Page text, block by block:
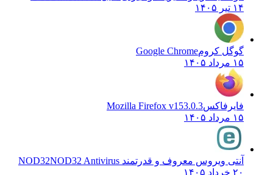
۱۴ تیر ۱۴۰۵
گوگل کرومGoogle Chrome
۱۵ مرداد ۱۴۰۵
فایرفاکسMozilla Firefox v153.0.3
۱۵ مرداد ۱۴۰۵
آنتی ویروس معروف و قدرتمند NOD32 NOD32 Antivirus
۲۰ خرداد ۱۴۰۵